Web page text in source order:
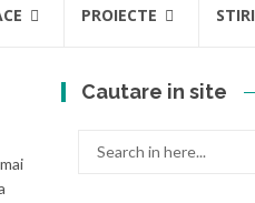
PROIECTE STIRI
Cautare in site